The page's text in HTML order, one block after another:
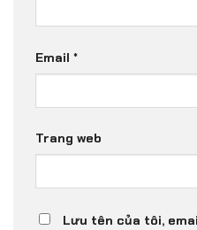
Email *
Trang web
Lưu tên của tôi,